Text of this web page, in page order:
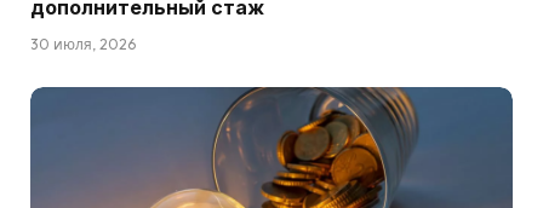
дополнительный стаж
30 июля, 2026